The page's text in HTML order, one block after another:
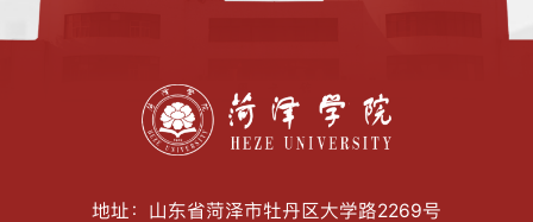
地址：山东省菏泽市牡丹区大学路2269号